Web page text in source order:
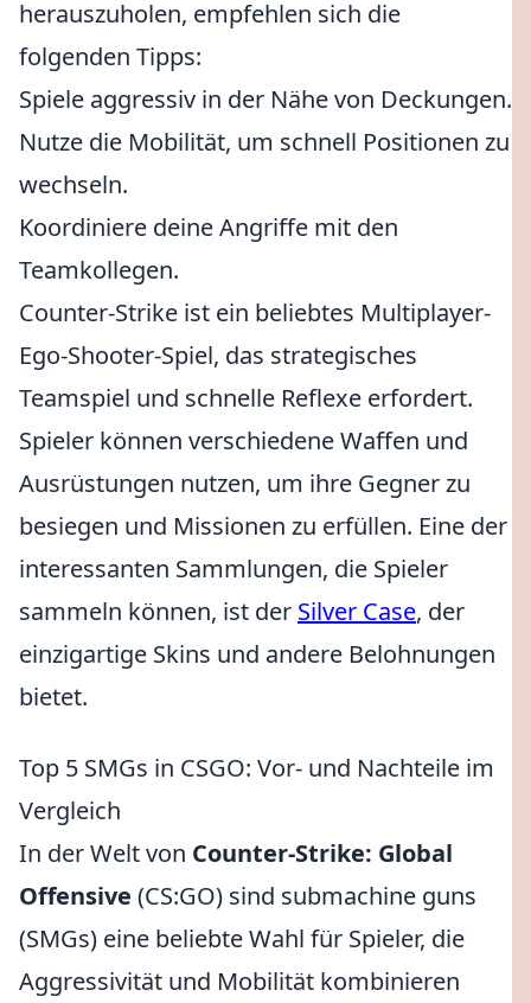
herauszuholen, empfehlen sich die
folgenden Tipps:
Spiele aggressiv in der Nähe von Deckungen.
Nutze die Mobilität, um schnell Positionen zu
wechseln.
Koordiniere deine Angriffe mit den
Teamkollegen.
Counter-Strike ist ein beliebtes Multiplayer-
Ego-Shooter-Spiel, das strategisches
Teamspiel und schnelle Reflexe erfordert.
Spieler können verschiedene Waffen und
Ausrüstungen nutzen, um ihre Gegner zu
besiegen und Missionen zu erfüllen. Eine der
interessanten Sammlungen, die Spieler
sammeln können, ist der Silver Case, der
einzigartige Skins und andere Belohnungen
bietet.
Top 5 SMGs in CSGO: Vor- und Nachteile im
Vergleich
In der Welt von Counter-Strike: Global
Offensive (CS:GO) sind submachine guns
(SMGs) eine beliebte Wahl für Spieler, die
Aggressivität und Mobilität kombinieren